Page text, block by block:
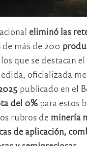
eliminó las
de más de 200
que se destacan
oficializada
publicado en el
del 0% para estos
rubros de minería
de aplicación,